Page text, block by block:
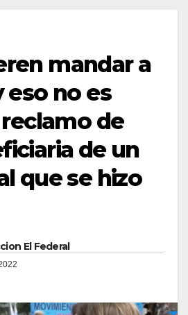
mandar a
eso no es
de
de un
que se hizo
El Federal